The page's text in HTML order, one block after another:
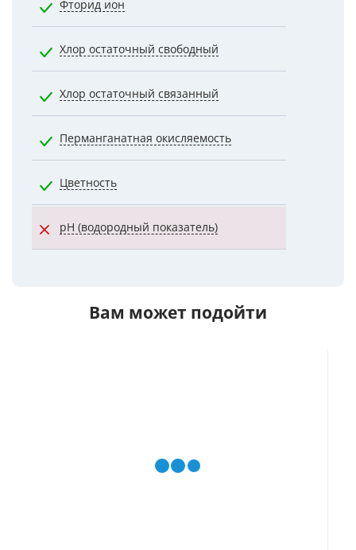
Фторид ион
Хлор остаточный свободный
Хлор остаточный связанный
Перманганатная окисляемость
Цветность
pH (водородный показатель)
Вам может подойти